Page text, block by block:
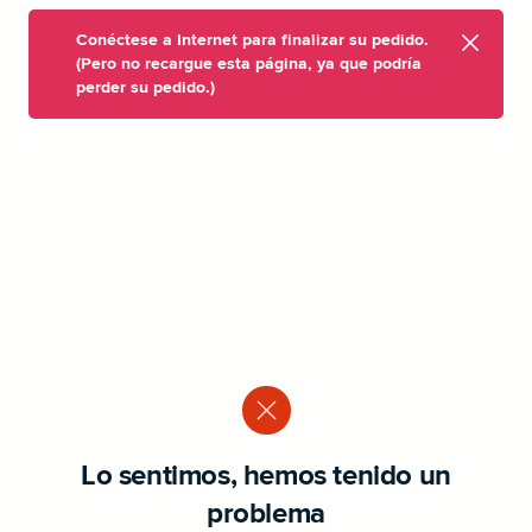
Conéctese a Internet para finalizar su pedido.
(Pero no recargue esta página, ya que podría
perder su pedido.)
Lo sentimos, hemos tenido un
problema